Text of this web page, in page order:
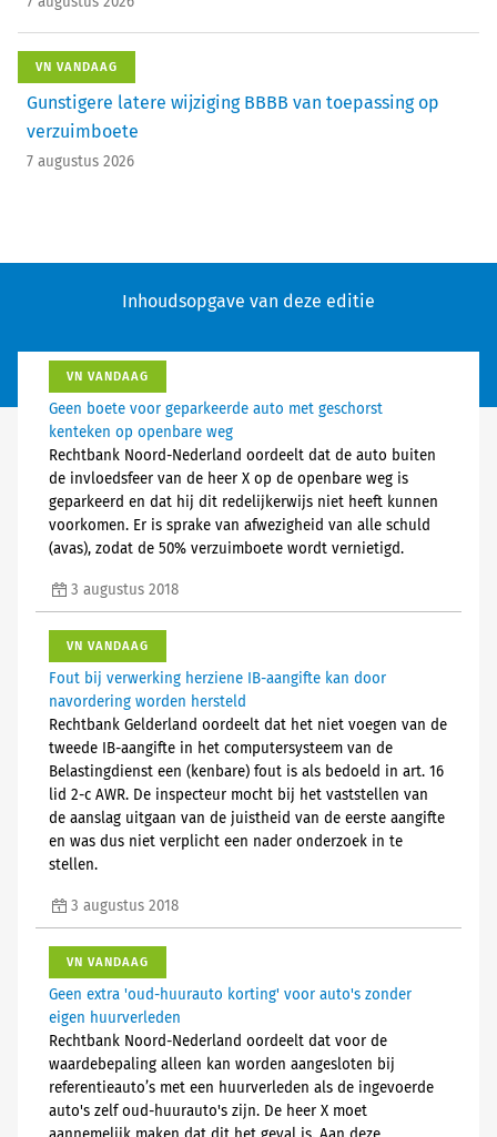
VN VANDAAG
Gunstigere latere wijziging BBBB van toepassing op
verzuimboete
7 augustus 2026
Inhoudsopgave van deze editie
VN VANDAAG
Geen boete voor geparkeerde auto met geschorst
kenteken op openbare weg
Rechtbank Noord-Nederland oordeelt dat de auto buiten
de invloedsfeer van de heer X op de openbare weg is
geparkeerd en dat hij dit redelijkerwijs niet heeft kunnen
voorkomen. Er is sprake van afwezigheid van alle schuld
(avas), zodat de 50% verzuimboete wordt vernietigd.
3 augustus 2018
VN VANDAAG
Fout bij verwerking herziene IB-aangifte kan door
navordering worden hersteld
Rechtbank Gelderland oordeelt dat het niet voegen van de
tweede IB-aangifte in het computersysteem van de
Belastingdienst een (kenbare) fout is als bedoeld in art. 16
lid 2-c AWR. De inspecteur mocht bij het vaststellen van
de aanslag uitgaan van de juistheid van de eerste aangifte
en was dus niet verplicht een nader onderzoek in te
stellen.
3 augustus 2018
VN VANDAAG
Geen extra 'oud-huurauto korting' voor auto's zonder
eigen huurverleden
Rechtbank Noord-Nederland oordeelt dat voor de
waardebepaling alleen kan worden aangesloten bij
referentieauto’s met een huurverleden als de ingevoerde
auto's zelf oud-huurauto's zijn. De heer X moet